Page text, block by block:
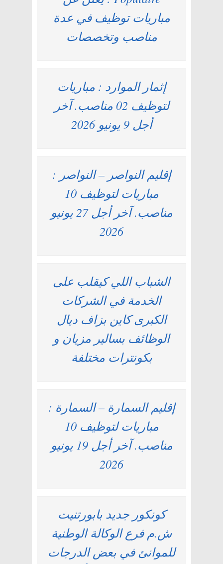
مباريات توظيف في عدة
مناصب وتخصصات
إثمار الموارد : مباريات
لتوظيف 02 مناصب. آخر
أجل 9 يونيو 2026
إقليم النواصر – النواصر :
مباريات لتوظيف 10
مناصب. آخر أجل 27 يونيو
2026
الشباب اللي كيقلب على
الخدمة في الشركات
الكبرى كاين بزاف ديال
الوظائف بسالير مزيان و
بكونترات مختلفة
إقليم السمارة – السمارة :
مباريات لتوظيف 10
مناصب. آخر أجل 19 يونيو
2026
كونكور جديد بابورتنيت
ش.م فرع الوكالة الوطنية
للموانئ في بعض الدرجات